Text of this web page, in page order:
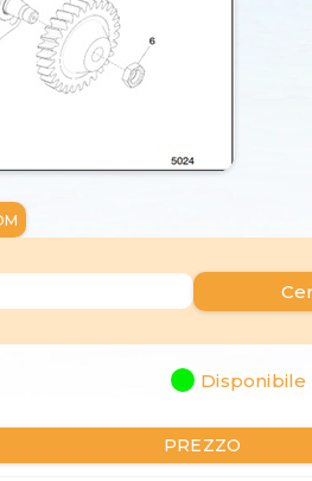
Disponibile
PREZZO